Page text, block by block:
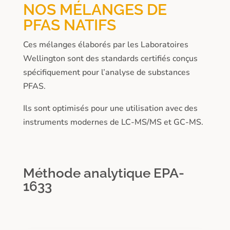
NOS MÉLANGES DE
PFAS NATIFS
Ces mélanges élaborés par les Laboratoires
Wellington sont des standards certifiés conçus
spécifiquement pour l’analyse de substances
PFAS.
Ils sont optimisés pour une utilisation avec des
instruments modernes de LC-MS/MS et GC-MS.
Méthode analytique EPA-
1633